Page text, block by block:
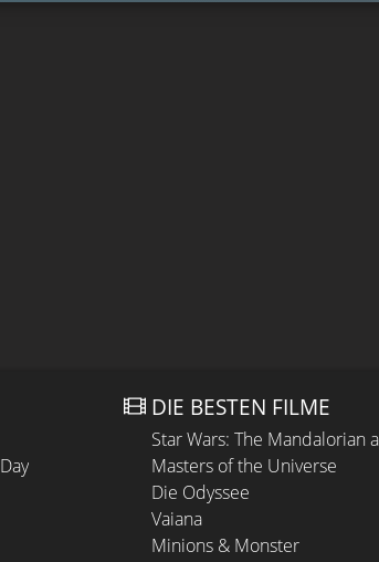
DIE BESTEN FILME
Star Wars: The Mandalorian
Masters of the Universe
Die Odyssee
Vaiana
Minions & Monster